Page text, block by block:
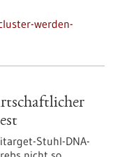
werden-
Stuhl-DNA-